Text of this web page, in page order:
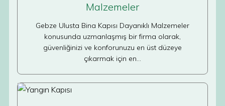
Malzemeler
Gebze Ulusta Bina Kapısı Dayanıklı Malzemeler
konusunda uzmanlaşmış bir firma olarak,
güvenliğinizi ve konforunuzu en üst düzeye
çıkarmak için en…